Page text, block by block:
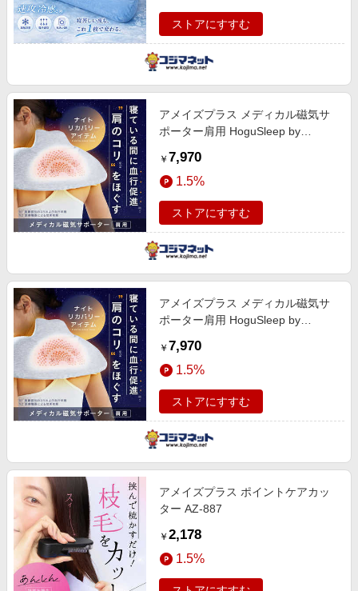
ストアにすすむ
アメイズプラス メディカル磁気サ
ポーター肩用 HoguSleep by
￥ 7,970
1.5%
ストアにすすむ
アメイズプラス メディカル磁気サ
ポーター肩用 HoguSleep by
￥ 7,970
1.5%
ストアにすすむ
アメイズプラス ポイントケアカッ
ター AZ-887
￥ 2,178
1.5%